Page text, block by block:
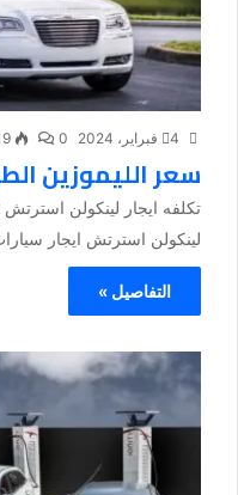
4 فبراير، 2024 0
سعر الليموزين
لينكولن استرتش ايجار
التفاصيل »